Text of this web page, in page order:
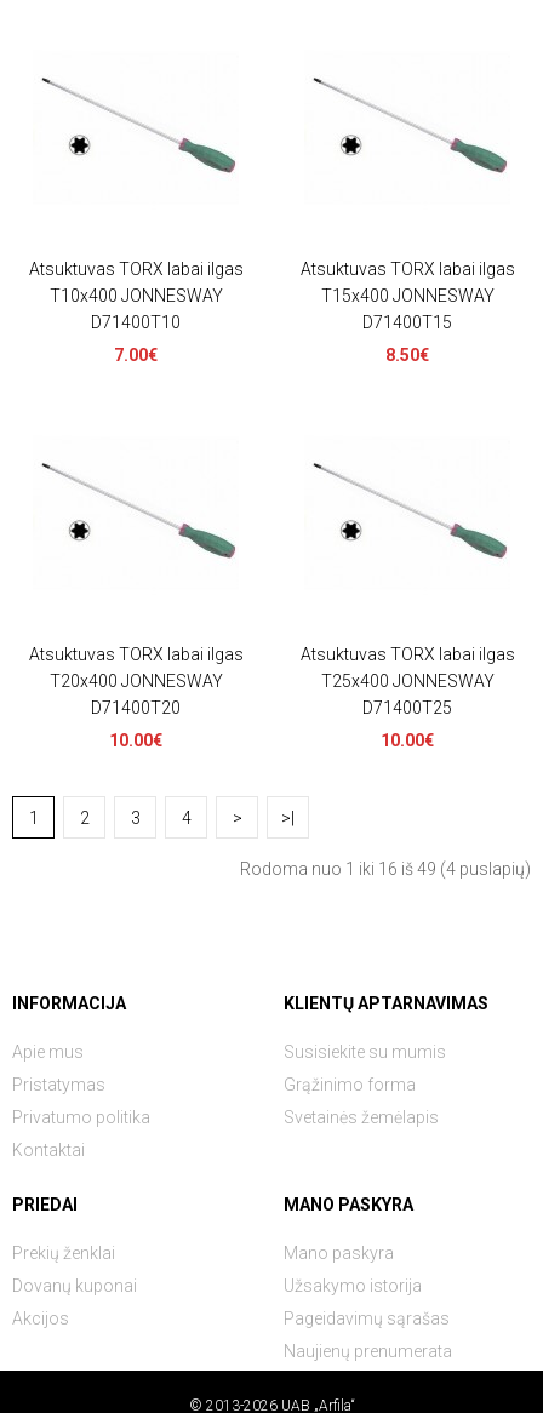
Atsuktuvas TORX labai ilgas
T10x400 JONNESWAY
D71400T10
7.00€
Atsuktuvas TORX labai ilgas
T15x400 JONNESWAY
D71400T15
8.50€
Atsuktuvas TORX labai ilgas
T20x400 JONNESWAY
D71400T20
10.00€
Atsuktuvas TORX labai ilgas
T25x400 JONNESWAY
D71400T25
10.00€
1 2 3 4 > >|
Rodoma nuo 1 iki 16 iš 49 (4 puslapių)
INFORMACIJA
Apie mus
Pristatymas
Privatumo politika
Kontaktai
KLIENTŲ APTARNAVIMAS
Susisiekite su mumis
Grąžinimo forma
Svetainės žemėlapis
PRIEDAI
Prekių ženklai
Dovanų kuponai
Akcijos
MANO PASKYRA
Mano paskyra
Užsakymo istorija
Pageidavimų sąrašas
Naujienų prenumerata
© 2013-2026 UAB „Arfila“